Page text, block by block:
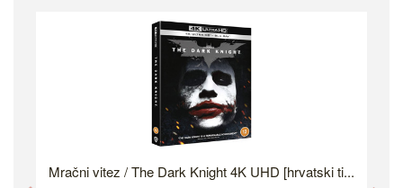
Mračni vitez / The Dark Knight 4K UHD [hrvatski ti...